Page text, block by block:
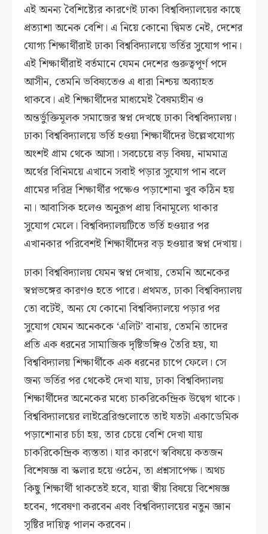
এই অনন্য বৈশিষ্ট্যের কারণেই ঢাকা বিশ্ববিদ্যালয়ের কাছে
প্রত্যাশা অনেক বেশি। এ নিয়ে কোনো দ্বিমত নেই, দেশের
যোগ্য শিক্ষার্থীরাই ঢাকা বিশ্ববিদ্যালয়ে ভর্তির সুযোগ পান।
এই শিক্ষার্থীরাই বর্তমানে যেমন দেশের গুরুত্বপূর্ণ পদে
আসীন, তেমনি ভবিষ্যতেও এ ধারা নিশ্চয় অব্যাহত
থাকবে। এই শিক্ষার্থীদের মাধ্যমেই বৈষম্যহীন ও
অন্তর্ভুক্তিমূলক সমাজের স্বপ্ন দেখছে ঢাকা বিশ্ববিদ্যালয়।
ঢাকা বিশ্ববিদ্যালয়ে ভর্তি হওয়া শিক্ষার্থীদের উল্লেখযোগ্য
অংশই গ্রাম থেকে আসা। সবচেয়ে বড় বিষয়, নামমাত্র
অর্থের বিনিময়ে এখানে সবাই পড়ার সুযোগ পান বলে
গ্রামের দরিদ্র শিক্ষার্থীর পক্ষেও পড়াশোনা খুব কঠিন হয়
না। আবাসিক হলেও অনুরূপ প্রায় বিনামূল্যে থাকার
সুযোগ মেলে। বিশ্ববিদ্যালয়টিতে ভর্তি হওয়ার পর
এখানকার পরিবেশই শিক্ষার্থীদের বড় হওয়ার স্বপ্ন দেখায়।
ঢাকা বিশ্ববিদ্যালয় যেমন স্বপ্ন দেখায়, তেমনি অনেকের
স্বপ্নভঙ্গের কারণও হতে পারে। প্রথমত, ঢাকা বিশ্ববিদ্যালয়
তো বটেই, অন্য যে কোনো বিশ্ববিদ্যালয়ে পড়ার পর
সুযোগ যেমন অনেককে ‘এলিট’ বানায়, তেমনি তাদের
প্রতি এক ধরনের সামাজিক দৃষ্টিভঙ্গিও তৈরি হয়, যা
বিশ্ববিদ্যালয় শিক্ষার্থীকে এক ধরনের চাপে ফেলে। সে
জন্য ভর্তির পর থেকেই দেখা যায়, ঢাকা বিশ্ববিদ্যালয়
শিক্ষার্থীদের অনেকের মধ্যে চাকরিকেন্দ্রিক উদ্বেগ থাকে।
বিশ্ববিদ্যালয়ের লাইব্রেরিগুলোতে তাই যতটা একাডেমিক
পড়াশোনার চর্চা হয়, তার চেয়ে বেশি দেখা যায়
চাকরিকেন্দ্রিক ব্যস্ততা। যার কারণে স্ববিষয়ে কতজন
বিশেষজ্ঞ বা স্কলার হয়ে ওঠেন, তা প্রশ্নসাপেক্ষ। অথচ
কিছু শিক্ষার্থী থাকতেই হবে, যারা স্বীয় বিষয়ে বিশেষজ্ঞ
হবেন, গবেষণা করবেন এবং বিশ্ববিদ্যালয়ের নতুন জ্ঞান
সৃষ্টির দায়িত্ব পালন করবেন।